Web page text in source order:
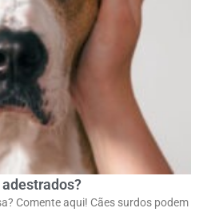
Comente aqui! Cães surdos podem